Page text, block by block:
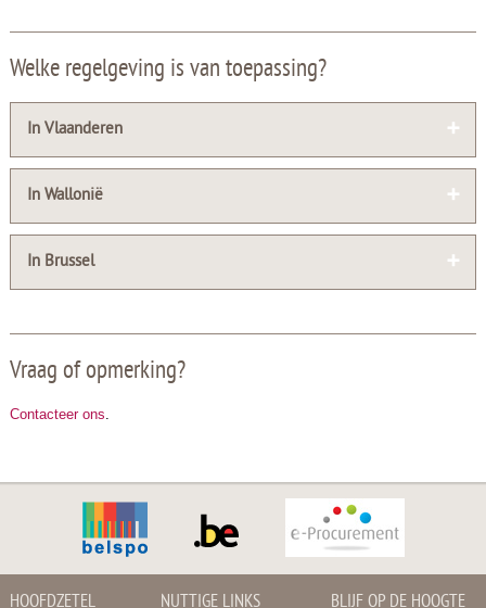
Welke regelgeving is van toepassing?
In Vlaanderen
In Wallonië
In Brussel
Vraag of opmerking?
Contacteer ons
HOOFDZETEL NUTTIGE LINKS BLIJF OP DE HOOGTE